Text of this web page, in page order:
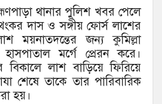
থানার পুলিশ খবর পেলে
দাস ও সঙ্গীয় ফোর্স লাশের
ময়নাতদন্তের জন্য কুমিল্লা
মর্গে প্রেরন করে।
লাশ বাড়িয়ে ফিরিয়ে
শেষে তাকে তার পারিবারিক
হয়।